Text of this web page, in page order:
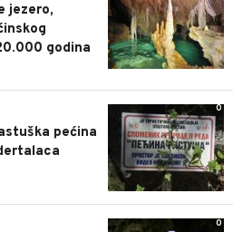
jezero,
godina
0
pećina
0